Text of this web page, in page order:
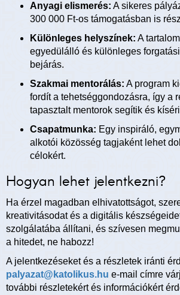
Anyagi elismerés: A sikeres
300 000 Ft-os támogatásban is
Különleges helyszínek: A
egyedülálló és különleges
bejárás.
Szakmai mentorálás: A program
fordít a tehetséggondozásra, így a
tapasztalt mentorok segítik és
Csapatmunka: Egy inspiráló,
alkotói közösség tagjaként lehet
célokért.
Hogyan lehet jelentkezni?
Ha érzel magadban elhivatottságot,
kreativitásodat és a digitális
szolgálatába állítani, és szívesen
a hitedet, ne habozz!
A jelentkezéseket és a részletek iránti
palyazat@katolikus.hu e-mail címre
további részletekért és információkért